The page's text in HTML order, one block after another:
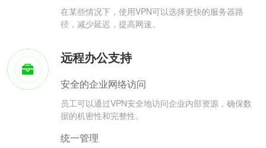
在某些情况下，使用VPN可以选择更快的服务器路
径，减少延迟，提高网速。
远程办公支持
安全的企业网络访问
员工可以通过VPN安全地访问企业内部资源，确保数
据的机密性和完整性。
统一管理